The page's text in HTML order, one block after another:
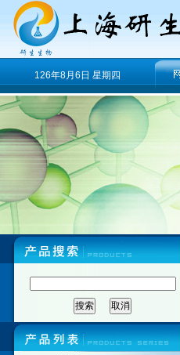
126年8月6日 星期四